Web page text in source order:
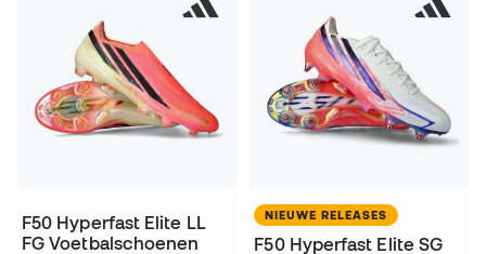
F50 Hyperfast Elite LL
FG Voetbalschoenen
NIEUWE RELEASES
F50 Hyperfast Elite SG